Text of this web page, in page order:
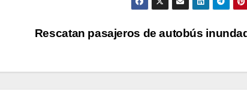
Rescatan pasajeros de autobús